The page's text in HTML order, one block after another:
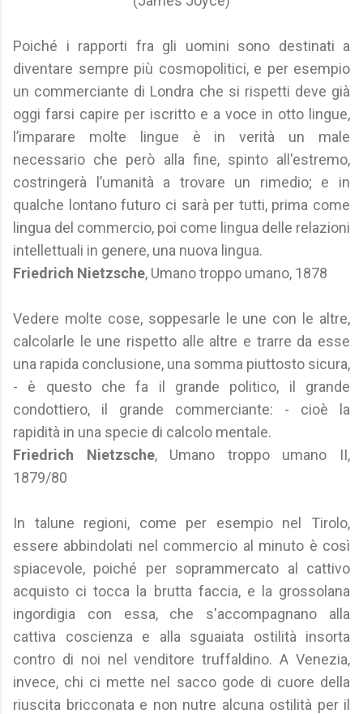
Poiché i rapporti fra gli uomini sono destinati a
diventare sempre più cosmopolitici, e per esempio
un commerciante di Londra che si rispetti deve già
oggi farsi capire per iscritto e a voce in otto lingue,
l’imparare molte lingue è in verità un male
necessario che però alla fine, spinto all'estremo,
costringerà l’umanità a trovare un rimedio; e in
qualche lontano futuro ci sarà per tutti, prima come
lingua del commercio, poi come lingua delle relazioni
intellettuali in genere, una nuova lingua.
Friedrich Nietzsche, Umano troppo umano, 1878
Vedere molte cose, soppesarle le une con le altre,
calcolarle le une rispetto alle altre e trarre da esse
una rapida conclusione, una somma piuttosto sicura,
- è questo che fa il grande politico, il grande
condottiero, il grande commerciante: - cioè la
rapidità in una specie di calcolo mentale.
Friedrich Nietzsche, Umano troppo umano II,
1879/80
In talune regioni, come per esempio nel Tirolo,
essere abbindolati nel commercio al minuto è così
spiacevole, poiché per soprammercato al cattivo
acquisto ci tocca la brutta faccia, e la grossolana
ingordigia con essa, che s'accompagnano alla
cattiva coscienza e alla sguaiata ostilità insorta
contro di noi nel venditore truffaldino. A Venezia,
invece, chi ci mette nel sacco gode di cuore della
riuscita bricconata e non nutre alcuna ostilità per il